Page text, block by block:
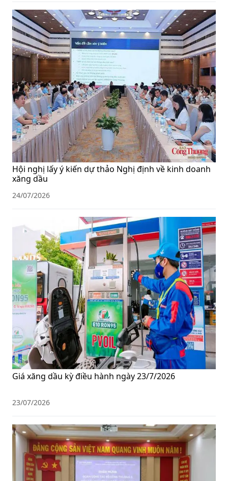
Hội nghị lấy ý kiến dự thảo Nghị định về kinh doanh
xăng dầu
24/07/2026
Giá xăng dầu kỳ điều hành ngày 23/7/2026
23/07/2026